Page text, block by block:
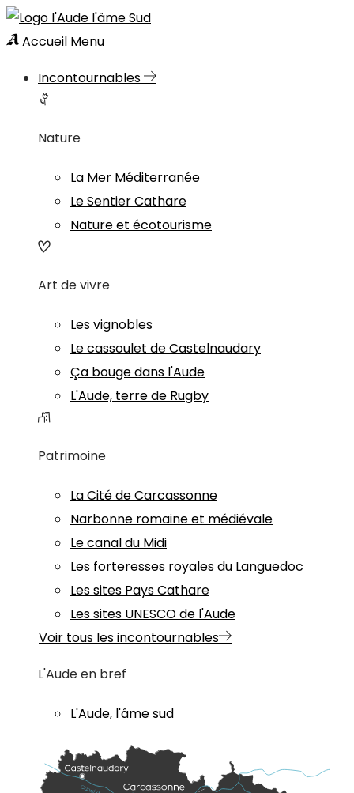
Accueil Menu
Incontournables
Nature
La Mer Méditerranée
Le Sentier Cathare
Nature et écotourisme
Art de vivre
Les vignobles
Le cassoulet de Castelnaudary
Ça bouge dans l'Aude
L'Aude, terre de Rugby
Patrimoine
La Cité de Carcassonne
Narbonne romaine et médiévale
Le canal du Midi
Les forteresses royales du Languedoc
Les sites Pays Cathare
Les sites UNESCO de l'Aude
Voir tous les incontournables
L'Aude en bref
L'Aude, l'âme sud